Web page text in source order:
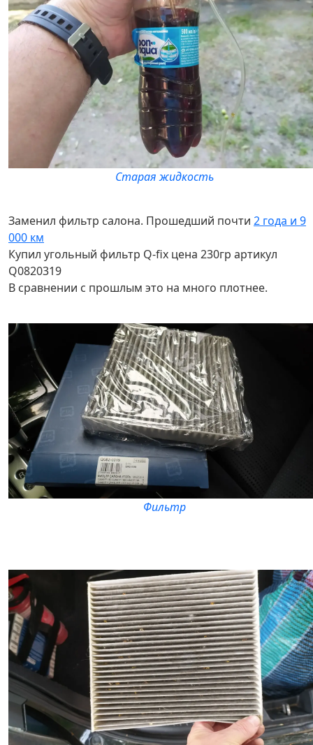
Старая жидкость
Заменил фильтр салона. Прошедший почти 2 года и 9
000 км
Купил угольный фильтр Q-fix цена 230гр артикул
Q0820319
В сравнении с прошлым это на много плотнее.
Фильтр